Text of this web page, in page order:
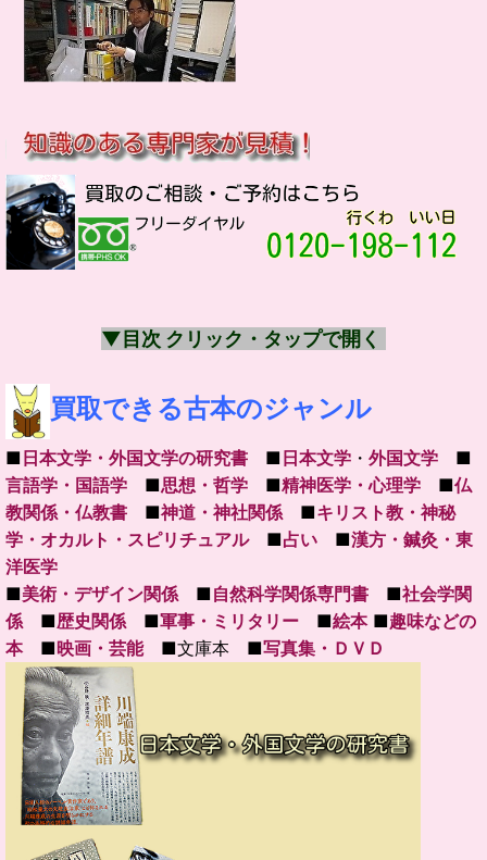
▼目次 クリック・タップで開く
買取できる古本のジャンル
■ 日本文学・外国文学の研究書 ■ 日本文学 ・ 外国文学 ■
言語学・国語学 ■思想・哲学 ■精神医学・心理学 ■仏
教関係・仏教書 ■神道・神社関係■キリスト教・神秘
学・オカルト・スピリチュアル■占い ■漢方・鍼灸・東
洋医学
■美術・デザイン関係■自然科学関係専門書 ■社会学関
係■歴史関係■軍事・ミリタリー ■絵本■趣味などの
本■映画・芸能■文庫本 ■写真集・ＤＶＤ